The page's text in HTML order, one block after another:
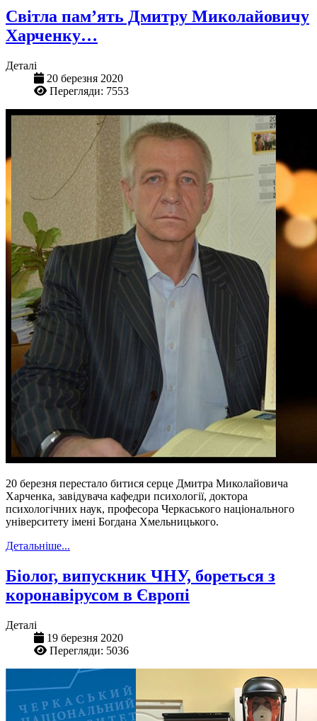
Світла пам’ять Дмитру Миколайовичу
Харченку…
Деталі
20 березня 2020
Перегляди: 7553
20 березня перестало битися серце Дмитра Миколайовича
Харченка, завідувача кафедри психології, доктора
психологічних наук, професора Черкаського національного
університету імені Богдана Хмельницького.
Детальніше...
Біолог, випускник ЧНУ, бореться з
коронавірусом в Європі
Деталі
19 березня 2020
Перегляди: 5036